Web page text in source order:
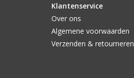
Klantenservice
Over ons
Algemene voorwaarden
Verzenden & retourneren